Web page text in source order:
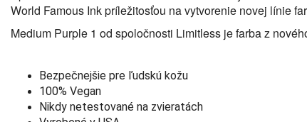
World Famous Ink príležitosťou na vytvorenie novej línie
Medium Purple 1 od spoločnosti Limitless je farba z
Bezpečnejšie pre ľudskú kožu
100% Vegan
Nikdy netestované na zvieratách